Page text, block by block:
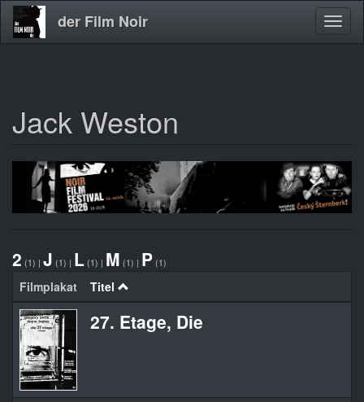
Direkt
zum
der Film Noir
Jack Weston
2 (1) | J (1) | L (1) | M (1) | P (1)
Filmplakat Titel
27. Etage, Die